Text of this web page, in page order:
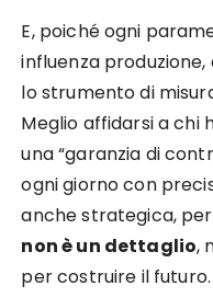
E, poiché ogni
influenza
lo strumento di
Meglio affidarsi a
una “garanzia di
ogni giorno con
anche strategica,
non è un dettaglio,
per costruire il futuro.